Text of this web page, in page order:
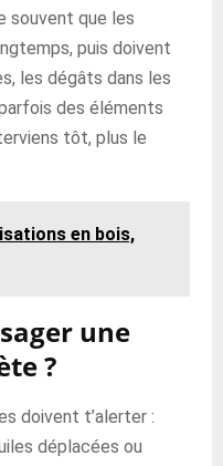
souvent que les
puis doivent
les dégâts dans les
des éléments
tôt, plus le
en bois,
une
?
doivent t’alerter :
déplacées ou